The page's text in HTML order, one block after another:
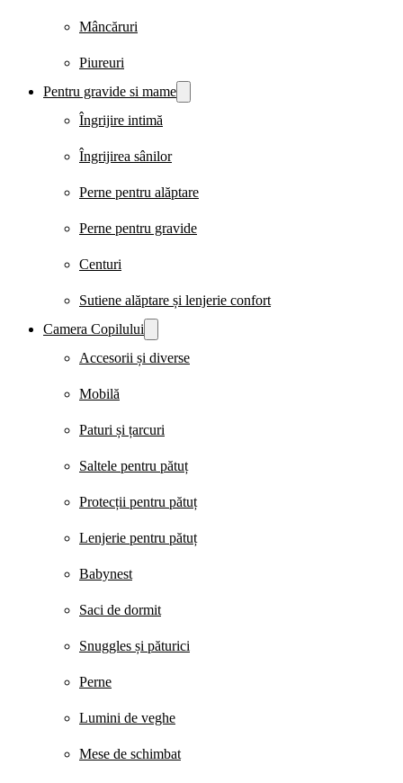
Mâncăruri
Piureuri
Pentru gravide si mame
Îngrijire intimă
Îngrijirea sânilor
Perne pentru alăptare
Perne pentru gravide
Centuri
Sutiene alăptare și lenjerie confort
Camera Copilului
Accesorii și diverse
Mobilă
Paturi și țarcuri
Saltele pentru pătuț
Protecții pentru pătuț
Lenjerie pentru pătuț
Babynest
Saci de dormit
Snuggles și păturici
Perne
Lumini de veghe
Mese de schimbat